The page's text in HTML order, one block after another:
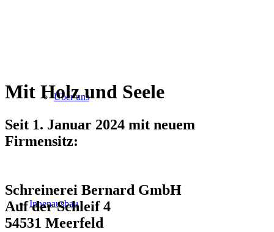
Über uns
Innenausbau
Mit Holz und Seele
Seit 1. Januar 2024 mit neuem
Firmensitz:
Schreinerei Bernard GmbH
Auf der Schleif 4
54531 Meerfeld